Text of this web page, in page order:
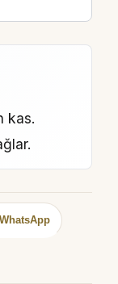
kas.
WhatsApp